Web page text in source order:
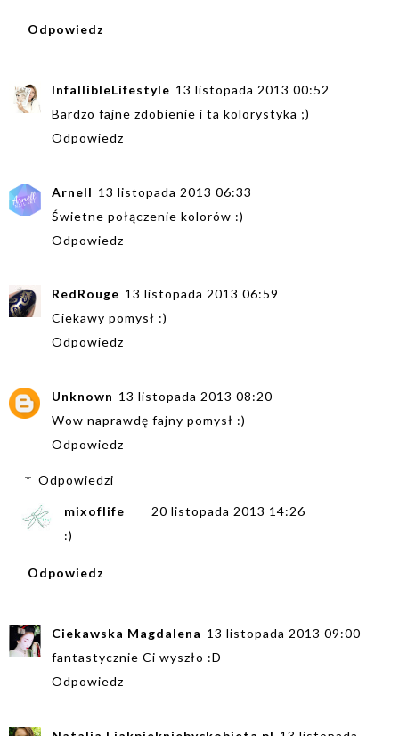
Odpowiedz
InfallibleLifestyle 13 listopada 2013 00:52
Bardzo fajne zdobienie i ta kolorystyka ;)
Odpowiedz
Arnell 13 listopada 2013 06:33
Świetne połączenie kolorów :)
Odpowiedz
RedRouge 13 listopada 2013 06:59
Ciekawy pomysł :)
Odpowiedz
Unknown 13 listopada 2013 08:20
Wow naprawdę fajny pomysł :)
Odpowiedz
Odpowiedzi
mixoflife
20 listopada 2013 14:26
:)
Odpowiedz
Ciekawska Magdalena 13 listopada 2013 09:00
fantastycznie Ci wyszło :D
Odpowiedz